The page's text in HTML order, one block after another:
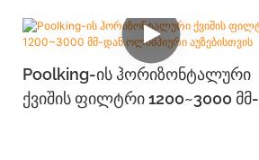
Poolking-Ის Ჰორიზონტალური
Ქვიშის Ფილტრი 1200~3000 Მმ-